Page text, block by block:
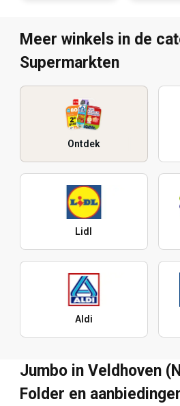
Meer winkels in de
Supermarkten
Ontdek
Lidl
Aldi
Jumbo in Veldhoven
Folder en